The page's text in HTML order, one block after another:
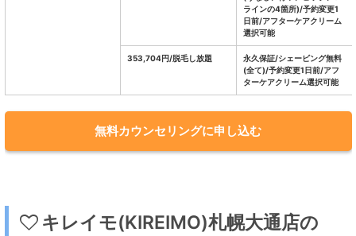
ラインの4箇所)/予約変更1
日前/アフターケアクリーム
選択可能
353,704円/脱毛し放題
永久保証/シェービング無料
(全て)/予約変更1日前/アフ
ターケアクリーム選択可能
無料カウンセリングに申し込む
キレイモ(KIREIMO)札幌大通店の